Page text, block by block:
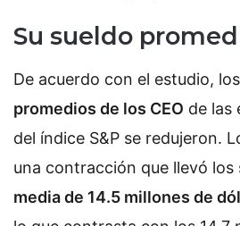
Su sueldo
De acuerdo con el estudio, los
promedios de los CEO de las
del índice S&P se redujeron.
una contracción que llevó los
media de 14.5 millones de